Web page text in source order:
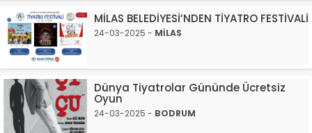
MİLAS BELEDİYESİ’NDEN TİYATRO FESTİVALİ
24-03-2025 - MİLAS
Dünya Tiyatrolar Gününde Ücretsiz
Oyun
24-03-2025 - BODRUM